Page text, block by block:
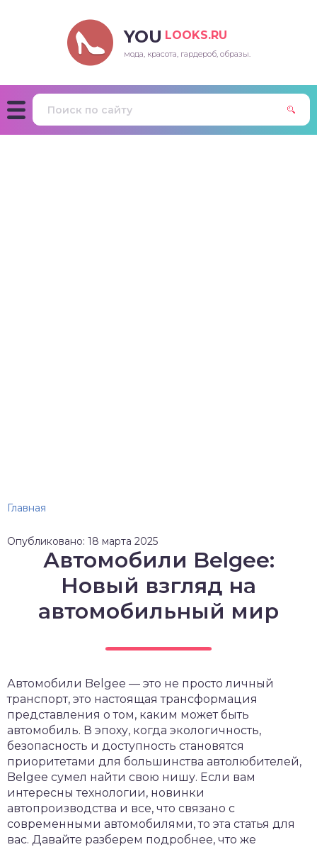
YOU LOOKS.RU
мода, красота, гардероб, образы.
Главная
Опубликовано: 18 марта 2025
Автомобили Belgee:
Новый взгляд на
автомобильный мир
Автомобили Belgee — это не просто личный
транспорт, это настоящая трансформация
представления о том, каким может быть
автомобиль. В эпоху, когда экологичность,
безопасность и доступность становятся
приоритетами для большинства автолюбителей,
Belgee сумел найти свою нишу. Если вам
интересны технологии, новинки
автопроизводства и все, что связано с
современными автомобилями, то эта статья для
вас. Давайте разберем подробнее, что же